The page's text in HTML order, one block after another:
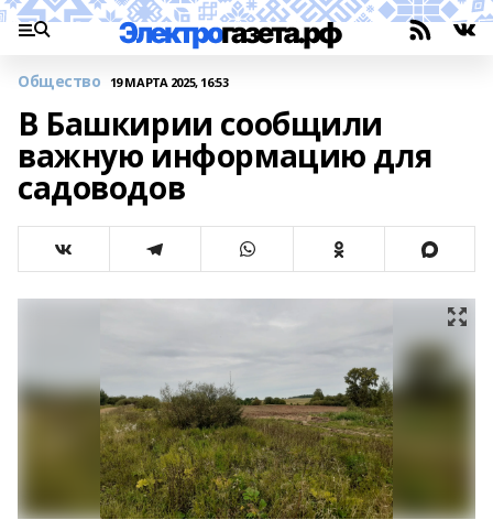
Общество 19 МАРТА 2025, 16:53
В Башкирии сообщили
важную информацию для
садоводов